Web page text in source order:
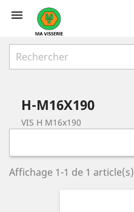

H-M16X190
VIS H M16x190
Affichage 1-1 de 1 article(s)